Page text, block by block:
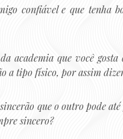
confiável e que tenha
academia que você gosta
a tipo físico, por assim
que o outro pode
sincero?